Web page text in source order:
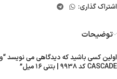
اشتراک گذاری:
توضیحات
CASCADE کد ۹۹۳۸ | بتنی ۱۶ میل”